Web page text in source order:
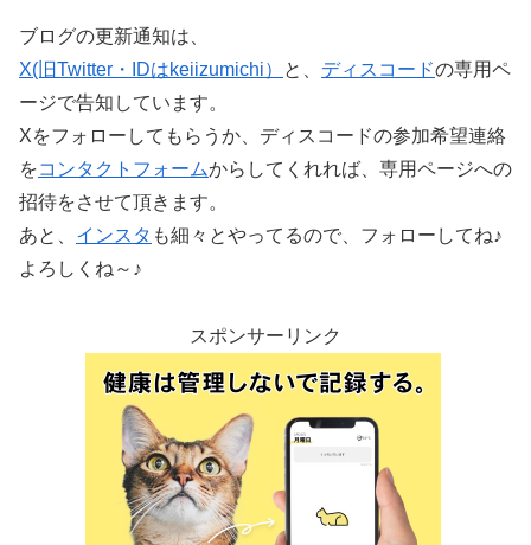
ブログの更新通知は、
X(旧Twitter・IDはkeiizumichi）
と、 ディスコードの専用ペ
ージで告知しています。
Xをフォローしてもらうか、ディスコードの参加希望連絡
をコンタクトフォームからしてくれれば、専用ページへの
招待をさせて頂きます。
あと、 インスタ も細々とやってるので、フォローしてね♪
よろしくね～♪
スポンサーリンク